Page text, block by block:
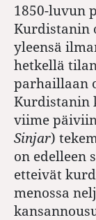
1850-luvun
Kurdistanin
yleensä
hetkellä
parhaillaan
Kurdistanin
viime
Sinjar)
on edelleen
etteivät
menossa